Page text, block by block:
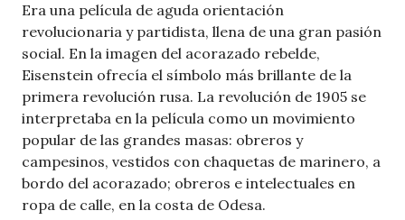
Era una película de aguda orientación
revolucionaria y partidista, llena de una gran pasión
social. En la imagen del acorazado rebelde,
Eisenstein ofrecía el símbolo más brillante de la
primera revolución rusa. La revolución de 1905 se
interpretaba en la película como un movimiento
popular de las grandes masas: obreros y
campesinos, vestidos con chaquetas de marinero, a
bordo del acorazado; obreros e intelectuales en
ropa de calle, en la costa de Odesa.